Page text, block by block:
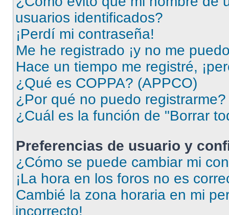
usuarios identificados?
¡Perdí mi contraseña!
Me he registrado ¡y no me
Hace un tiempo me registré,
¿Qué es COPPA? (APPCO)
¿Por qué no puedo registrarme?
¿Cuál es la función de "Borrar
Preferencias de usuario y
¿Cómo se puede cambiar mi
¡La hora en los foros no es
Cambié la zona horaria en mi
incorrecto!